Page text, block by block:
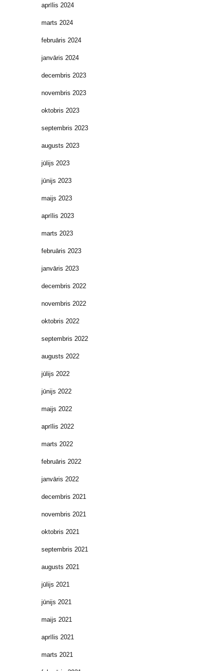
aprīlis 2024
marts 2024
februāris 2024
janvāris 2024
decembris 2023
novembris 2023
oktobris 2023
septembris 2023
augusts 2023
jūlijs 2023
jūnijs 2023
maijs 2023
aprīlis 2023
marts 2023
februāris 2023
janvāris 2023
decembris 2022
novembris 2022
oktobris 2022
septembris 2022
augusts 2022
jūlijs 2022
jūnijs 2022
maijs 2022
aprīlis 2022
marts 2022
februāris 2022
janvāris 2022
decembris 2021
novembris 2021
oktobris 2021
septembris 2021
augusts 2021
jūlijs 2021
jūnijs 2021
maijs 2021
aprīlis 2021
marts 2021